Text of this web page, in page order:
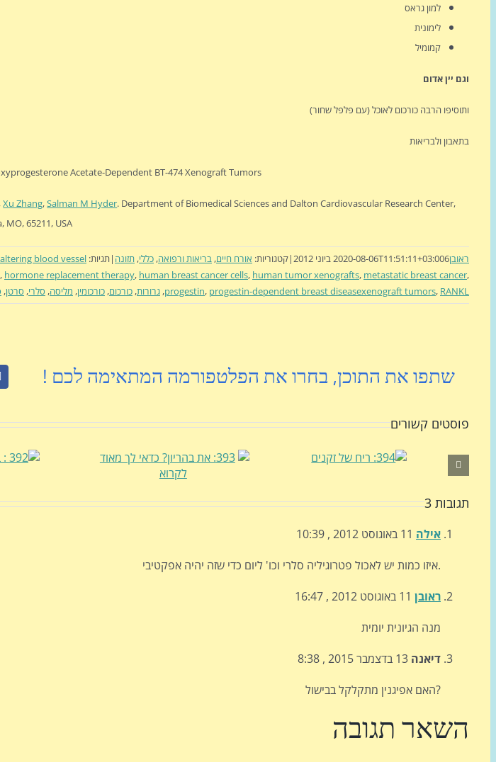
למון גראס
לימונית
קמומיל
וגם יין אדום
ותוסיפו הרבה כורכום לאוכל (עם פלפל שחור)
בתאבון ולבריאות
Acetate-Dependent BT-474 Xenograft Tumors.
,Xu Zhang,Salman M Hyder. Department of Biomedical Sciences and Dalton Cardiovascular Research Center,
65211, USA.
ראובן 2020-08-06T11:51:11+03:006 ביוני 2012 |קטגוריות: אורח חיים, בריאות ורפואה, כללי, תזונה |תגיות: altering blood vessel
, hormone replacement therapy, human breast cancer cells, human tumor xenografts, metastatic breast cancer,
progestin, progestin-dependent breast diseasexenograft tumors, RANKL
, גרורות, כורכום, כורכומין, מליסה, סלרי, סרטן,
שתפו את התוכן, בחרו את הפלטפורמה המתאימה לכם !
פוסטים קשורים
תגובות 3
אילה
איזו כמות יש לאכול פטרוגיליה סלרי וכו' ליום כדי שזה יהיה אפקטיבי.
ראובן
מנה הגיונית יומית
דיאנה
האם אפיגנין מתקלקל בבישול?
השאר תגובה